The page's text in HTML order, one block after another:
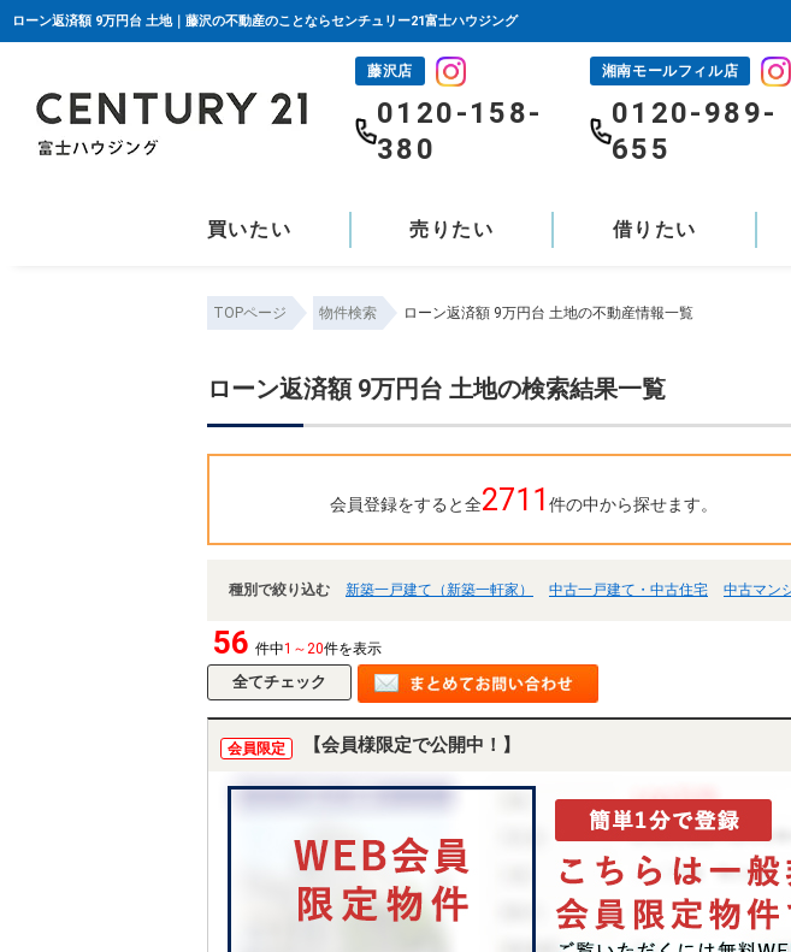
ローン返済額 9万円台 土地｜藤沢の不動産のことならセンチュリー21富士ハウジング
藤沢店
0120-158-
380
湘南モールフィル店
0120-989-
655
買いたい 売りたい 借りたい
TOPページ 物件検索 ローン返済額 9万円台 土地の不動産情報一覧
ローン返済額 9万円台 土地の検索結果一覧
会員登録をすると全2711 件の中から探せます。
種別で絞り込む 新築一戸建て（新築一軒家） 中古一戸建て・中古住宅 中古マン
56 件中1～20件を表示
会員限定 【会員様限定で公開中！】